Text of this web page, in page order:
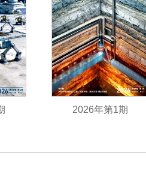
2026年第1期